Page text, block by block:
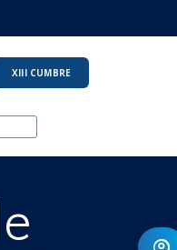
XIII CUMBRE